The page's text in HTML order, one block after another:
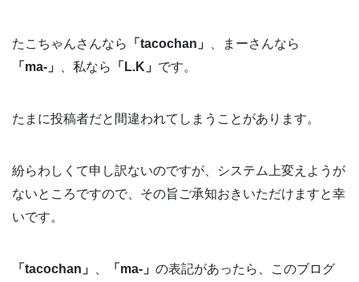
たこちゃんさんなら 「tacochan」
、まーさんなら
「ma-」
、私なら 「L.K」 です。
たまに投稿者だと間違われてしまうことがあります。
紛らわしくて申し訳ないのですが、システム上変えようが
ないところですので、その旨ご承知おきいただけますと幸
いです。
「tacochan」 「ma-」 の表記があったら、このブログ